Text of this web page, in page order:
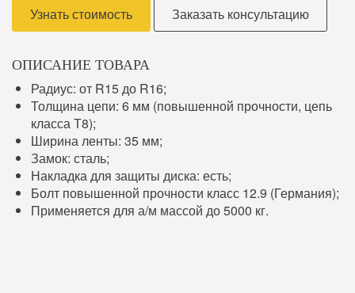
Узнать стоимость Заказать консультацию
ОПИСАНИЕ ТОВАРА
Радиус: от R15 до R16;
Толщина цепи: 6 мм (повышенной прочности, цепь
класса Т8);
Ширина ленты: 35 мм;
Замок: сталь;
Накладка для защиты диска: есть;
Болт повышенной прочности класс 12.9 (Германия);
Применяется для а/м массой до 5000 кг.